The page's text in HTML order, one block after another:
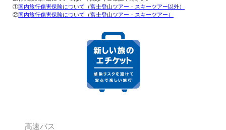
①国内旅行傷害保険について（富士登山ツアー・スキーツアー以外）
②国内旅行傷害保険について（富士登山ツアー・スキーツアー）
高速バス